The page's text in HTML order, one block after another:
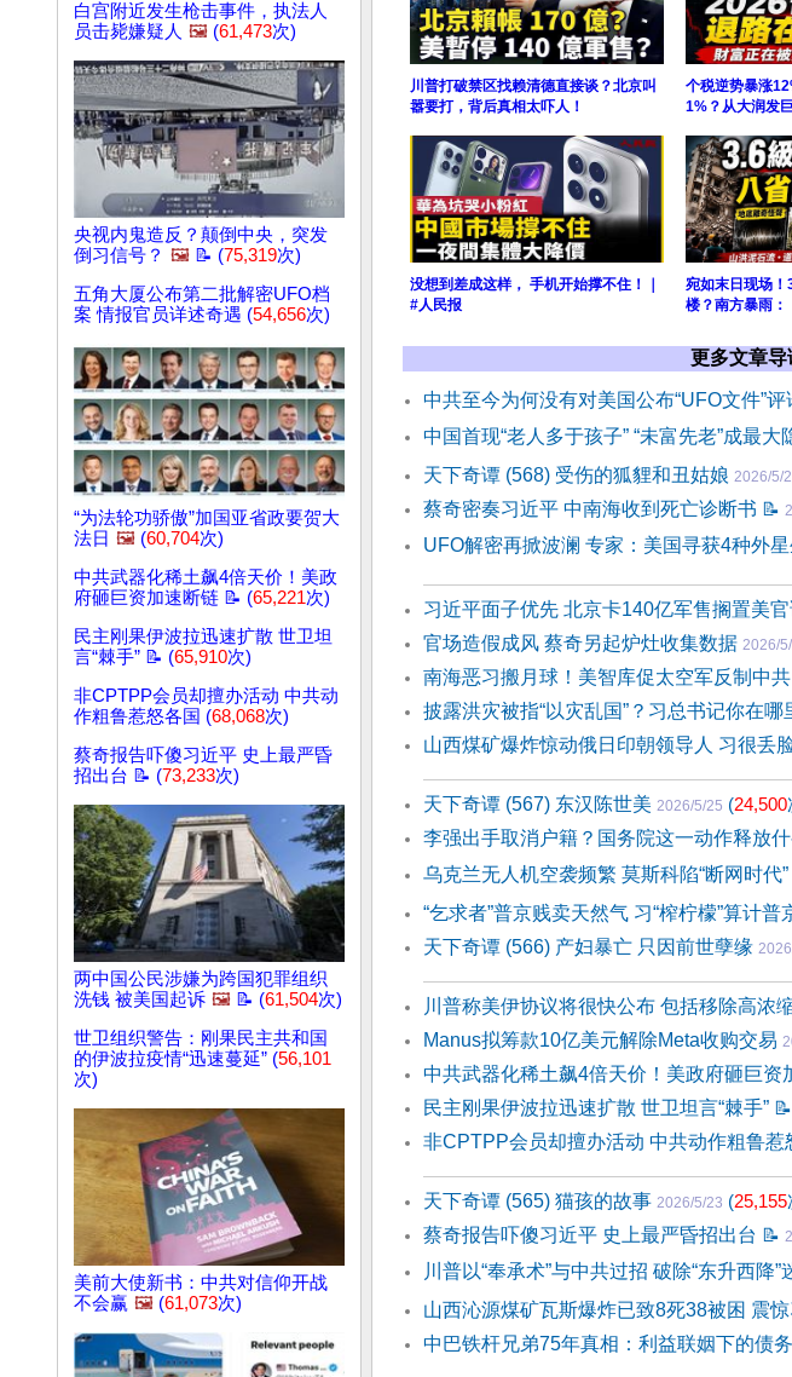
白宫附近发生枪击事件，执法人
员击毙嫌疑人 🖼️ (61,473次)
央视内鬼造反？颠倒中央，突发
倒习信号？ 🖼️ 📝 (75,319次)
五角大厦公布第二批解密UFO档
案 情报官员详述奇遇 (54,656次)
“为法轮功骄傲”加国亚省政要贺大
法日 🖼️ (60,704次)
中共武器化稀土飙4倍天价！美政
府砸巨资加速断链 📝 (65,221次)
民主刚果伊波拉迅速扩散 世卫坦
言“棘手” 📝 (65,910次)
非CPTPP会员却擅办活动 中共动
作粗鲁惹怒各国 (68,068次)
蔡奇报告吓傻习近平 史上最严昏
招出台 📝 (73,233次)
两中国公民涉嫌为跨国犯罪组织
洗钱 被美国起诉 🖼️ 📝 (61,504次)
世卫组织警告：刚果民主共和国
的伊波拉疫情“迅速蔓延” (56,101
次)
美前大使新书：中共对信仰开战
不会赢 🖼️ (61,073次)
川普打破禁区找赖清德直接谈？北京叫
嚣要打，背后真相太吓人！
个税逆势暴涨
1%？从大润发巨
没想到差成这样， 手机开始撑不住！｜
#人民报
宛如末日现场！
楼？南方暴雨：
更多文章导
中共至今为何没有对美国公布“UFO文件”评
中国首现“老人多于孩子” “未富先老”成最大
天下奇谭 (568) 受伤的狐貍和丑姑娘 2026/5/
蔡奇密奏习近平 中南海收到死亡诊断书 📝
UFO解密再掀波澜 专家：美国寻获4种外
习近平面子优先 北京卡140亿军售搁置美
官场造假成风 蔡奇另起炉灶收集数据 2026/
南海恶习搬月球！美智库促太空军反制中共
披露洪灾被指“以灾乱国”？习总书记你在哪
山西煤矿爆炸惊动俄日印朝领导人 习很丢
天下奇谭 (567) 东汉陈世美 2026/5/25 (24,500
李强出手取消户籍？国务院这一动作释放
乌克兰无人机空袭频繁 莫斯科陷“断网时代”
“乞求者”普京贱卖天然气 习“榨柠檬”算计普
天下奇谭 (566) 产妇暴亡 只因前世孽缘
川普称美伊协议将很快公布 包括移除高浓
Manus拟筹款10亿美元解除Meta收购交易
中共武器化稀土飙4倍天价！美政府砸巨资
民主刚果伊波拉迅速扩散 世卫坦言“棘手” 📝
非CPTPP会员却擅办活动 中共动作粗鲁惹
天下奇谭 (565) 猫孩的故事 2026/5/23 (25,155
蔡奇报告吓傻习近平 史上最严昏招出台 📝
川普以“奉承术”与中共过招 破除“东升西降”
山西沁源煤矿瓦斯爆炸已致8死38被困 震
中巴铁杆兄弟75年真相：利益联姻下的债